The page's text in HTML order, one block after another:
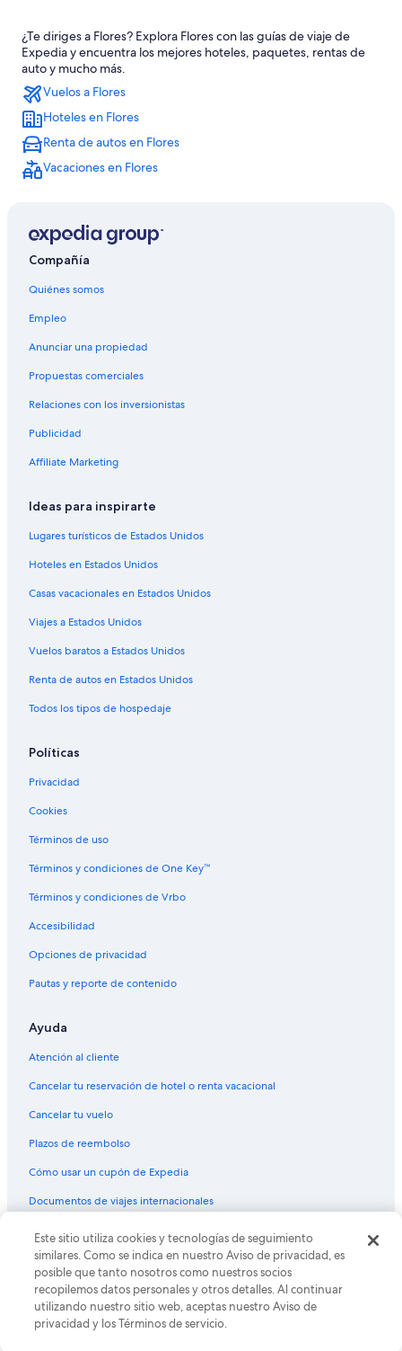
Hoteles con vista en Santa Elena
Hoteles para bodas en Santa Elena
Hoteles en Santa Elena
Lodges en Santa Elena
Hoteles cerca de Centro comercial Maya Mall
Hoteles cerca de Iglesia de Nuestra Señora de los Remedios
Hoteles cerca de Parque Central
¿Te diriges a Flores? Explora Flores con las guías de viaje de
Expedia y encuentra los mejores hoteles, paquetes, rentas de
auto y mucho más.
Vuelos a Flores
Hoteles en Flores
Renta de autos en Flores
Vacaciones en Flores
Compañía
Quiénes somos
Empleo
Anunciar una propiedad
Propuestas comerciales
Relaciones con los inversionistas
Publicidad
Affiliate Marketing
Ideas para inspirarte
Lugares turísticos de Estados Unidos
Hoteles en Estados Unidos
Casas vacacionales en Estados Unidos
Viajes a Estados Unidos
Vuelos baratos a Estados Unidos
Renta de autos en Estados Unidos
Todos los tipos de hospedaje
Políticas
Privacidad
Cookies
Términos de uso
Términos y condiciones de One Key™
Términos y condiciones de Vrbo
Accesibilidad
Opciones de privacidad
Pautas y reporte de contenido
Ayuda
Atención al cliente
Cancelar tu reservación de hotel o renta vacacional
Cancelar tu vuelo
Plazos de reembolso
Cómo usar un cupón de Expedia
Documentos de viajes internacionales
© 2026 Expedia, Inc., una empresa de Expedia Group. Todos los
derechos reservados. Expedia y el logo de Expedia son marcas
registradas o marcas comerciales de Expedia, Inc. CST# 2029030-50.
Este sitio utiliza cookies y tecnologías de seguimiento
similares. Como se indica en nuestro Aviso de privacidad, es
posible que tanto nosotros como nuestros socios
recopilemos datos personales y otros detalles. Al continuar
utilizando nuestro sitio web, aceptas nuestro Aviso de
privacidad y los Términos de servicio.